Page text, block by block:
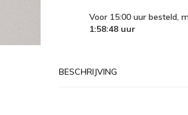
Voor 15:00 uur besteld,
1:58:47 uur
BESCHRIJVING